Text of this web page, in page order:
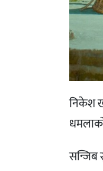
निकेश
सन्जिब